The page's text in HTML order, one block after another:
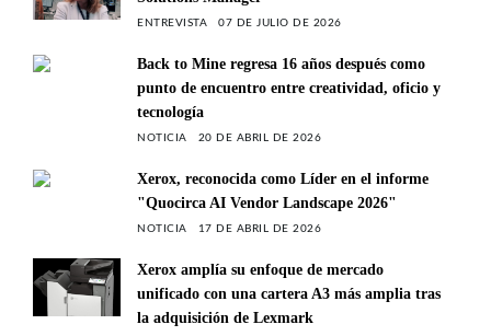
ENTREVISTA 07 DE JULIO DE 2026
Back to Mine regresa 16 años después como
punto de encuentro entre creatividad, oficio y
tecnología
NOTICIA 20 DE ABRIL DE 2026
Xerox, reconocida como Líder en el informe
"Quocirca AI Vendor Landscape 2026"
NOTICIA 17 DE ABRIL DE 2026
Xerox amplía su enfoque de mercado
unificado con una cartera A3 más amplia tras
la adquisición de Lexmark